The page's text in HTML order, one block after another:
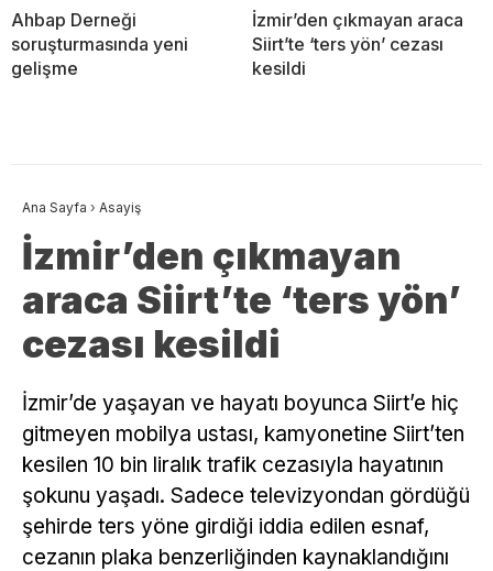
Ahbap Derneği
soruşturmasında yeni
gelişme
İzmir’den çıkmayan araca
Siirt’te ‘ters yön’ cezası
kesildi
Ana Sayfa › Asayiş
İzmir’den çıkmayan
araca Siirt’te ‘ters yön’
cezası kesildi
İzmir’de yaşayan ve hayatı boyunca Siirt’e hiç
gitmeyen mobilya ustası, kamyonetine Siirt’ten
kesilen 10 bin liralık trafik cezasıyla hayatının
şokunu yaşadı. Sadece televizyondan gördüğü
şehirde ters yöne girdiği iddia edilen esnaf,
cezanın plaka benzerliğinden kaynaklandığını